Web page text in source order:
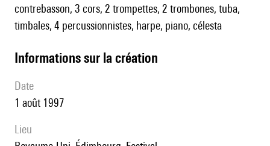
contrebasson, 3 cors, 2 trompettes, 2 trombones, tuba,
timbales, 4 percussionnistes, harpe, piano, célesta
informations sur la création
date
1 août 1997
lieu